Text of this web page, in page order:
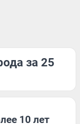
за 25
10 лет